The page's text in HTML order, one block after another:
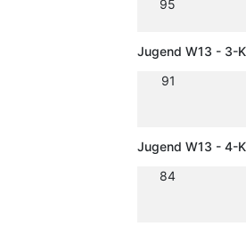
95
Jugend W13 - 3-
91
Jugend W13 - 4-
84